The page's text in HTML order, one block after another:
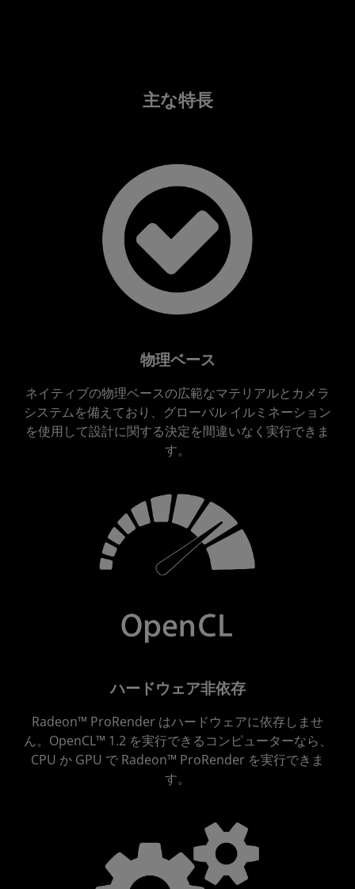
主な特長
物理ベース
ネイティブの物理ベースの広範なマテリアルとカメラ
システムを備えており、グローバル イルミネーション
を使用して設計に関する決定を間違いなく実行できま
す。
ハードウェア非依存
Radeon™ ProRender はハードウェアに依存しませ
ん。OpenCL™ 1.2 を実行できるコンピューターなら、
CPU か GPU で Radeon™ ProRender を実行できま
す。